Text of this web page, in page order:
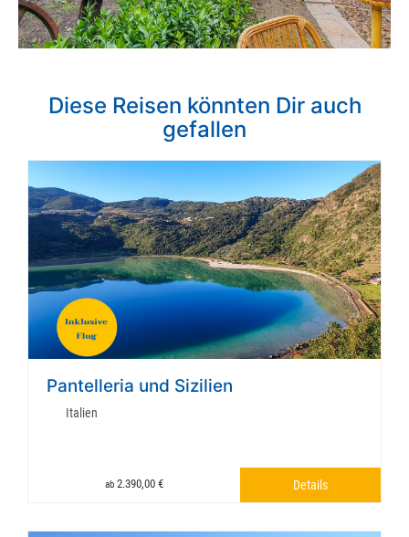
Diese Reisen könnten Dir auch
gefallen
Pantelleria und Sizilien
Italien
ab 2.390,00 € Details